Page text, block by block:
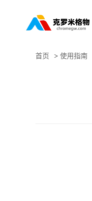
首页 > 使用指南